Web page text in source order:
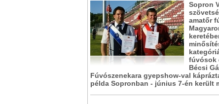
Sopron
amatőr
fúvósok
Bécsi
Fúvószenekara gyepshow-val
példa Sopronban - június 7-én került